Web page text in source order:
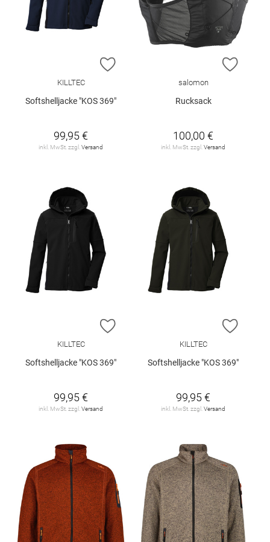
ZUR WUNSCHLISTE HINZUFÜGEN
KILLTEC
Softshelljacke "KOS 369"
99,95 €
inkl. MwSt. zzgl. Versand
ZUR
salomon
Rucksack
100,00 €
inkl. MwSt. zzgl. Versand
ZUR WUNSCHLISTE HINZUFÜGEN
KILLTEC
Softshelljacke "KOS 369"
99,95 €
inkl. MwSt. zzgl. Versand
ZUR
KILLTEC
Softshelljacke "KOS 369"
99,95 €
inkl. MwSt. zzgl. Versand